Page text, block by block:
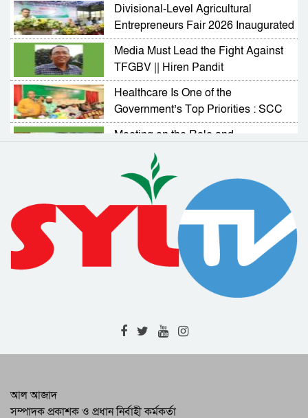
Divisional-Level Agricultural
Entrepreneurs Fair 2026 Inaugurated
in Sylhet
Media Must Lead the Fight Against
TFGBV || Hiren Pandit
Healthcare Is One of the
Government’s Top Priorities : SCC
Administrator
Meeting on the Role and
Responsibilities of NGOs in
Activating Village Courts
RAB Arrests Murder Case Accused
from Companiganj
Complaint Resolution Cell Formed
to Address Problems Faced by
Expatriates
Drainage and Road Repair Work to
Begin Soon : SCC Administrator
RAB-9 Arrests One with 7kg of
Foreign Liquor in Bishwambharpur
আল আজাদ
সম্পাদক প্রকাশক ও প্রধান নির্বাহী কর্মকর্তা